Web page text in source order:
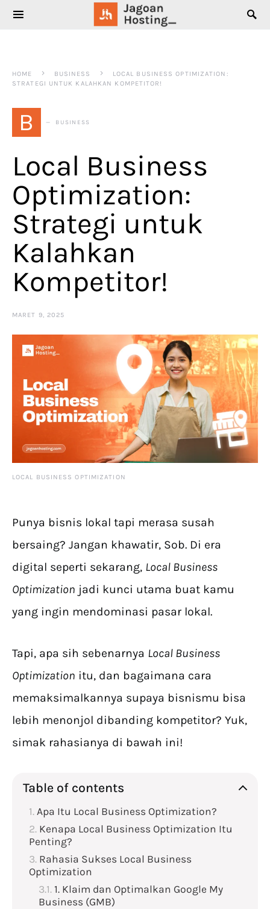
SEARCH FOR:
HOME BUSINESS
LOCAL BUSINESS OPTIMIZATION:
STRATEGI UNTUK KALAHKAN KOMPETITOR!
B BUSINESS
Local Business
Optimization:
Strategi untuk
Kalahkan
Kompetitor!
MARET 9, 2025
LOCAL BUSINESS OPTIMIZATION
Punya bisnis lokal tapi merasa susah
bersaing? Jangan khawatir, Sob. Di era
digital seperti sekarang, Local Business
Optimization jadi kunci utama buat kamu
yang ingin mendominasi pasar lokal.
Tapi, apa sih sebenarnya Local Business
Optimization itu, dan bagaimana cara
memaksimalkannya supaya bisnismu bisa
lebih menonjol dibanding kompetitor? Yuk,
simak rahasianya di bawah ini!
Table of contents
Apa Itu Local Business Optimization?
Kenapa Local Business Optimization Itu
Penting?
Rahasia Sukses Local Business
Optimization
1. Klaim dan Optimalkan Google My
Business (GMB)